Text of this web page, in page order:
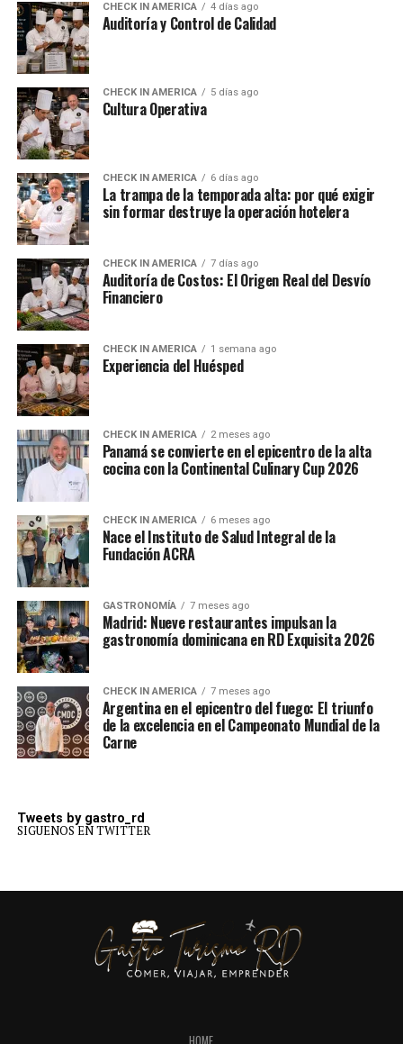
CHECK IN AMERICA 4 días ago
Auditoría y Control de Calidad
CHECK IN AMERICA 5 días ago
Cultura Operativa
CHECK IN AMERICA 6 días ago
La trampa de la temporada alta: por qué exigir
sin formar destruye la operación hotelera
CHECK IN AMERICA 7 días ago
Auditoría de Costos: El Origen Real del Desvío
Financiero
CHECK IN AMERICA 1 semana ago
Experiencia del Huésped
CHECK IN AMERICA 2 meses ago
Panamá se convierte en el epicentro de la alta
cocina con la Continental Culinary Cup 2026
CHECK IN AMERICA 6 meses ago
Nace el Instituto de Salud Integral de la
Fundación ACRA
GASTRONOMÍA 7 meses ago
Madrid: Nueve restaurantes impulsan la
gastronomía dominicana en RD Exquisita 2026
CHECK IN AMERICA 7 meses ago
Argentina en el epicentro del fuego: El triunfo
de la excelencia en el Campeonato Mundial de la
Carne
Tweets by gastro_rd
SIGUENOS EN TWITTER
HOME